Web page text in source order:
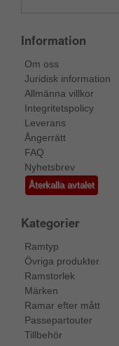
Information
Om oss
Juridisk information
Allmänna villkor
Integritetspolicy
Leverans
Ångerrätt
FAQ
Nyhetsbrev
Återkalla avtalet
Kategorier
Ramtyp
Övriga produkter
Ramstorlek
Märken
Ramar efter mått
Passepartouter
Tillbehör